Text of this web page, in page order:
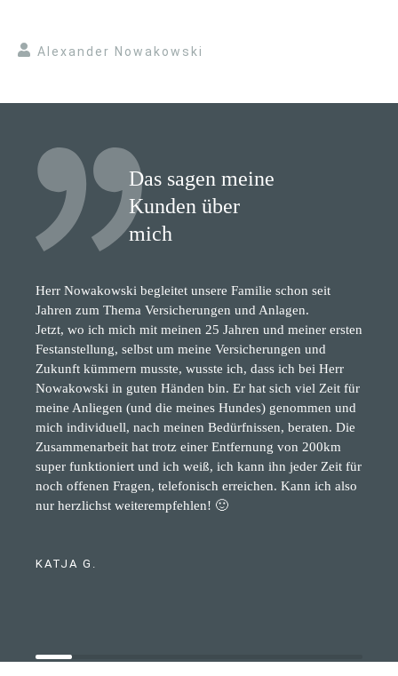
Alexander Nowakowski
Das sagen meine
Kunden über
mich
Herr Nowakowski begleitet unsere Familie schon seit
Jahren zum Thema Versicherungen und Anlagen.
Jetzt, wo ich mich mit meinen 25 Jahren und meiner ersten
Festanstellung, selbst um meine Versicherungen und
Zukunft kümmern musste, wusste ich, dass ich bei Herr
Nowakowski in guten Händen bin. Er hat sich viel Zeit für
meine Anliegen (und die meines Hundes) genommen und
mich individuell, nach meinen Bedürfnissen, beraten. Die
Zusammenarbeit hat trotz einer Entfernung von 200km
super funktioniert und ich weiß, ich kann ihn jeder Zeit für
noch offenen Fragen, telefonisch erreichen. Kann ich also
nur herzlichst weiterempfehlen! 🙂
KATJA G.